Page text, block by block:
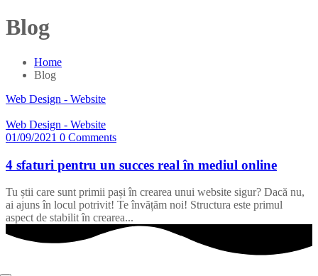
Blog
Home
Blog
Web Design - Website
Web Design - Website
01/09/2021 0 Comments
4 sfaturi pentru un succes real în mediul online
Tu știi care sunt primii pași în crearea unui website sigur? Dacă nu,
ai ajuns în locul potrivit! Te învățăm noi! Structura este primul
aspect de stabilit în crearea...